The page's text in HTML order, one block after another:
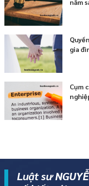
gia
Cụm
Luật sư